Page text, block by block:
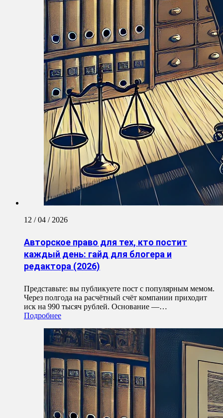
12 / 04 / 2026
Авторское право для тех, кто постит
каждый день: гайд для блогера и
редактора (2026)
Представьте: вы публикуете пост с популярным мемом.
Через полгода на расчётный счёт компании приходит
иск на 990 тысяч рублей. Основание —…
Подробнее